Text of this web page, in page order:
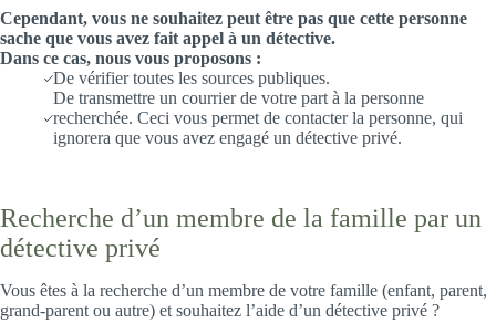
Cependant, vous ne souhaitez peut être pas que cette personne
sache que vous avez fait appel à un détective.
Dans ce cas, nous vous proposons :
De vérifier toutes les sources publiques.
De transmettre un courrier de votre part à la personne
recherchée. Ceci vous permet de contacter la personne, qui
ignorera que vous avez engagé un détective privé.
Recherche d’un membre de la famille par un
détective privé
Vous êtes à la recherche d’un membre de votre famille (enfant, parent,
grand-parent ou autre) et souhaitez l’aide d’un détective privé ?